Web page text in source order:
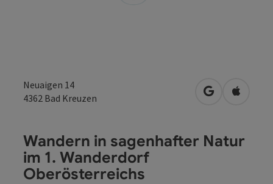
Neuaigen 14
4362 Bad Kreuzen in Google
in
Wandern in sagenhafter Natur
im 1. Wanderdorf
Oberösterreichs